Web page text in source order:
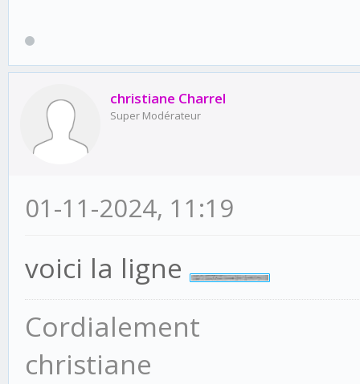
christiane Charrel
Super Modérateur
01-11-2024, 11:19
voici la ligne
Cordialement
christiane